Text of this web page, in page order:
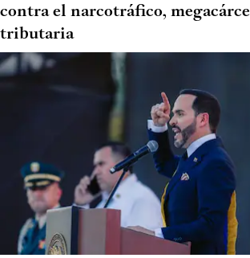
contra el narcotráfico,
tributaria